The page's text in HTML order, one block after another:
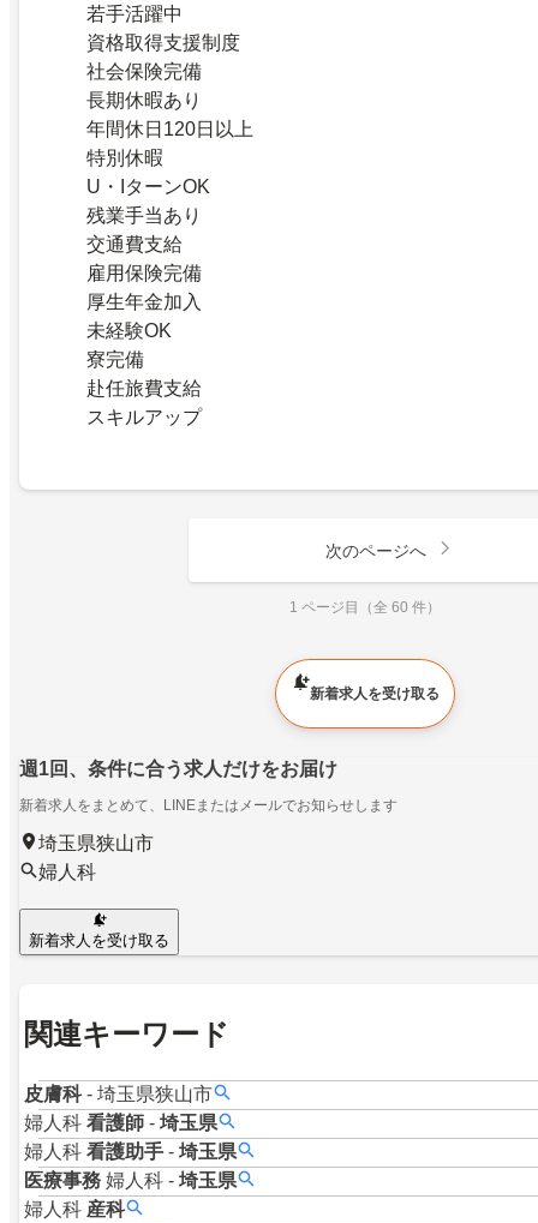
若手活躍中
資格取得支援制度
社会保険完備
長期休暇あり
年間休日120日以上
特別休暇
U・IターンOK
残業手当あり
交通費支給
雇用保険完備
厚生年金加入
未経験OK
寮完備
赴任旅費支給
スキルアップ
次のページへ
1 ページ目（全 60 件）
新着求人を受け取る
週1回、条件に合う求人だけをお届け
新着求人をまとめて、LINEまたはメールでお知らせします
埼玉県狭山市
婦人科
新着求人を受け取る
関連キーワード
皮膚科 - 埼玉県狭山市
婦人科 看護師 - 埼玉県
婦人科 看護助手 - 埼玉県
医療事務 婦人科 - 埼玉県
婦人科 産科